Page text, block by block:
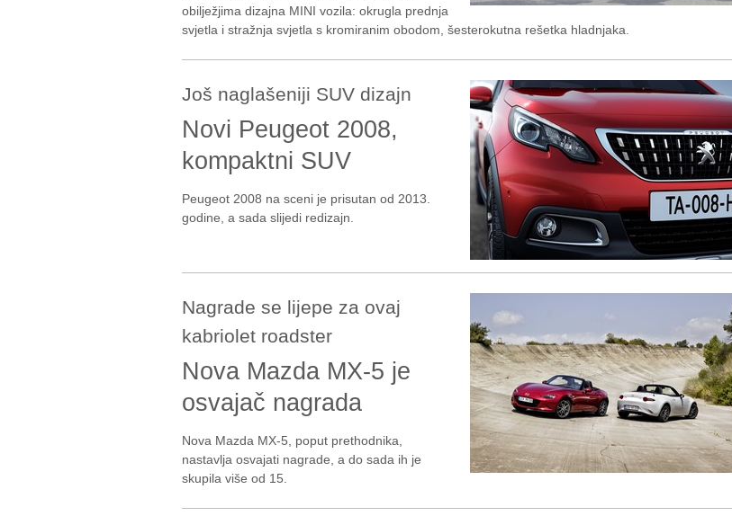
obilježjima dizajna MINI vozila: okrugla prednja
svjetla i stražnja svjetla s kromiranim obodom, šesterokutna rešetka hladnjaka.
Još naglašeniji SUV dizajn
Novi Peugeot 2008,
kompaktni SUV
Peugeot 2008 na sceni je prisutan od 2013.
godine, a sada slijedi redizajn.
Nagrade se lijepe za ovaj
kabriolet roadster
Nova Mazda MX-5 je
osvajač nagrada
Nova Mazda MX-5, poput prethodnika,
nastavlja osvajati nagrade, a do sada ih je
skupila više od 15.